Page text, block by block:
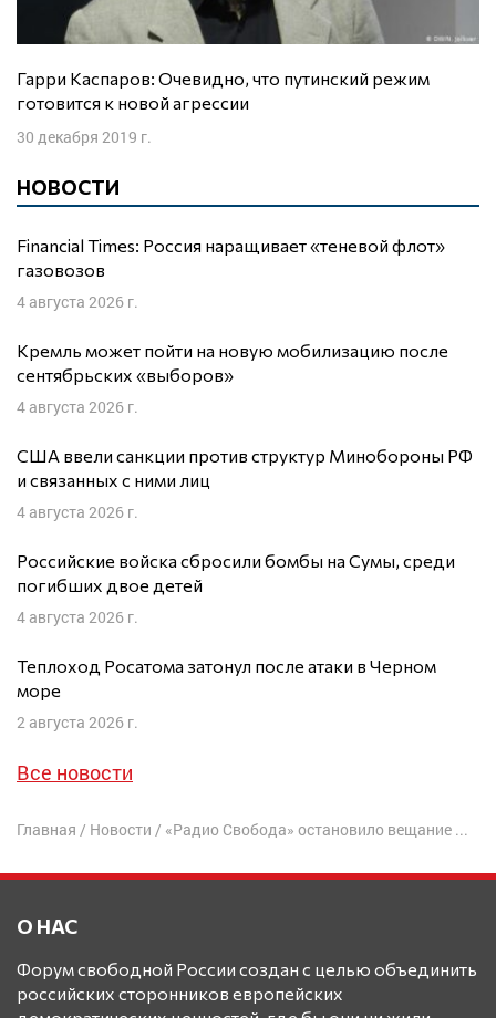
Гарри Каспаров: Очевидно, что путинский режим
готовится к новой агрессии
30 декабря 2019 г.
НОВОСТИ
Financial Times: Россия наращивает «теневой флот»
газовозов
4 августа 2026 г.
Кремль может пойти на новую мобилизацию после
сентябрьских «выборов»
4 августа 2026 г.
США ввели санкции против структур Минобороны РФ
и связанных с ними лиц
4 августа 2026 г.
Российские войска сбросили бомбы на Сумы, среди
погибших двое детей
4 августа 2026 г.
Теплоход Росатома затонул после атаки в Черном
море
2 августа 2026 г.
Все новости
Главная / Новости / «Радио Свобода» остановило вещание на русском языке после 70 лет работы
О НАС
Форум свободной России создан с целью объединить
российских сторонников европейских